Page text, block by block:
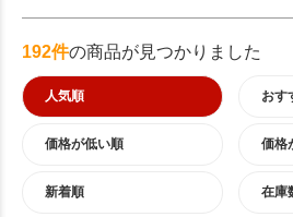
192件の商品が見つかりました
人気順 おす
価格が低い順 価格
新着順 在庫